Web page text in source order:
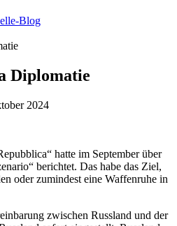
Diplomatie
2024
hatte im September über
berichtet. Das habe das Ziel,
oder zumindest eine Waffenruhe in
zwischen Russland und der